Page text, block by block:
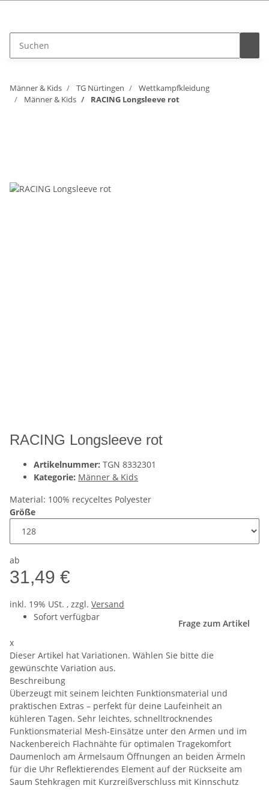
Männer & Kids TG Nürtingen
Wettkampfkleidung
Männer & Kids
RACING Longsleeve rot
RACING Longsleeve rot
Artikelnummer: TGN 8332301
Kategorie: Männer & Kids
Material: 100% recyceltes Polyester
Größe
ab
31,49 €
inkl. 19% USt. , zzgl. Versand
Sofort verfügbar
Frage zum Artikel
x
Dieser Artikel hat Variationen. Wählen Sie bitte die
gewünschte Variation aus.
Beschreibung
Überzeugt mit seinem leichten Funktionsmaterial und
praktischen Extras – perfekt für deine Laufeinheit an
kühleren Tagen. Sehr leichtes, schnelltrocknendes
Funktionsmaterial Mesh-Einsätze unter den Armen und im
Nackenbereich Flachnähte für optimalen Tragekomfort
Daumenloch am Ärmelsaum Öffnungen an beiden Ärmeln
für die Uhr Reflektierendes Element auf der Rückseite am
Saum Stehkragen mit Kurzreißverschluss mit Kinnschutz